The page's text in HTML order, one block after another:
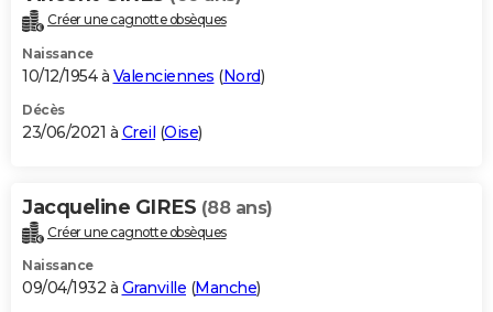
Créer une cagnotte obsèques
Naissance
10/12/1954 à Valenciennes (Nord)
Décès
23/06/2021 à Creil (Oise)
Jacqueline GIRES (88 ans)
Créer une cagnotte obsèques
Naissance
09/04/1932 à Granville (Manche)